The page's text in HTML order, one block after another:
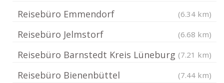
Reisebüro Emmendorf (6.34 km)
Reisebüro Jelmstorf (6.68 km)
Reisebüro Barnstedt Kreis Lüneburg (7.21 km)
Reisebüro Bienenbüttel (7.44 km)